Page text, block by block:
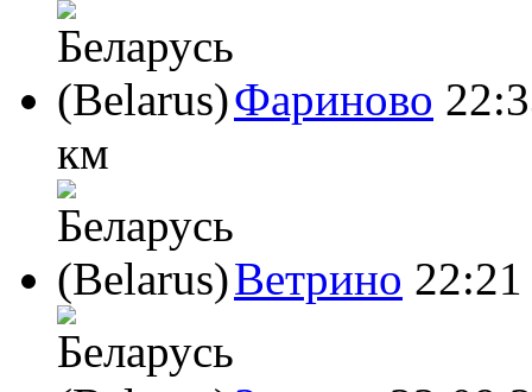
Фариново
км
Ветрино 22:21